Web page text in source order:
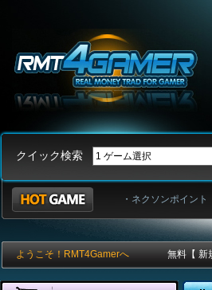
クイック検索
・ネクソンポイント
ようこそ！RMT4Gamerへ 無料【 新